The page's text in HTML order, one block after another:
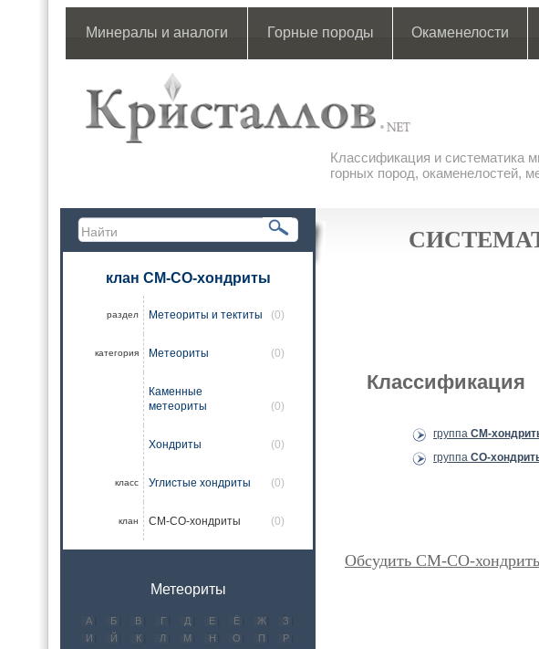
Минералы и аналоги Горные породы Окаменелости
Классификация и систематика
горных пород, окаменелостей,
клан CM-CO-хондриты
раздел Метеориты и тектиты (0)
категория Метеориты (0)
Каменные
метеориты
(0)
Хондриты (0)
класс Углистые хондриты (0)
клан CM-CO-хондриты (0)
Метеориты
А Б В Г Д Е Ё Ж
З
И
Й К Л М Н О П
Р
Классификация
группа CM-
группа CO-
Обсудить CM-CO-